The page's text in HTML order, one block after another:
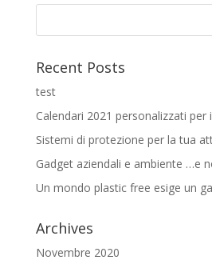
Recent Posts
test
Calendari 2021 personalizzati per
Sistemi di protezione per la tua
Gadget aziendali e ambiente …e
Un mondo plastic free esige un
Archives
Novembre 2020